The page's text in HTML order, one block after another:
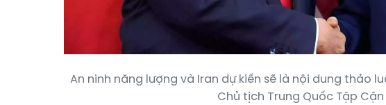
An ninh năng lượng và Iran dự kiến sẽ là nội dung thảo
Chủ tịch Trung Quốc Tập Cận